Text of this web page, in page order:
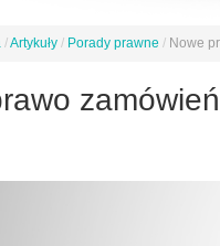
/Artykuły / Porady prawne / Nowe